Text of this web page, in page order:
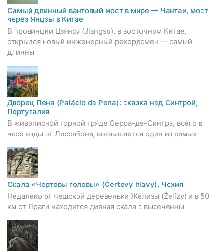
Самый длинный вантовый мост в мире — Чантаи, мост
через Янцзы в Китае
В провинции Цзянсу (Jiangsu), в восточном Китае,
открылся новый инженерный рекордсмен — самый
длинны
Дворец Пена (Palácio da Pena): сказка над Синтрой,
Португалия
В живописной горной гряде Серра-де-Синтра, всего в
часе езды от Лиссабона, возвышается один из самых
Скала «Чертовы головы» (Čertovy hlavy), Чехия
Недалеко от чешской деревеньки Желизы (Želízy) и в 50
км от Праги находится дивная скала с высеченны